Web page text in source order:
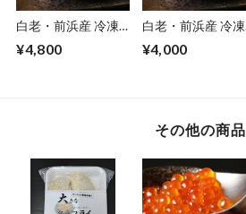
白老・前浜産 冷凍
～450g）
¥4,800
白老・前浜産 冷凍
～400g）
¥4,000
その他の商品